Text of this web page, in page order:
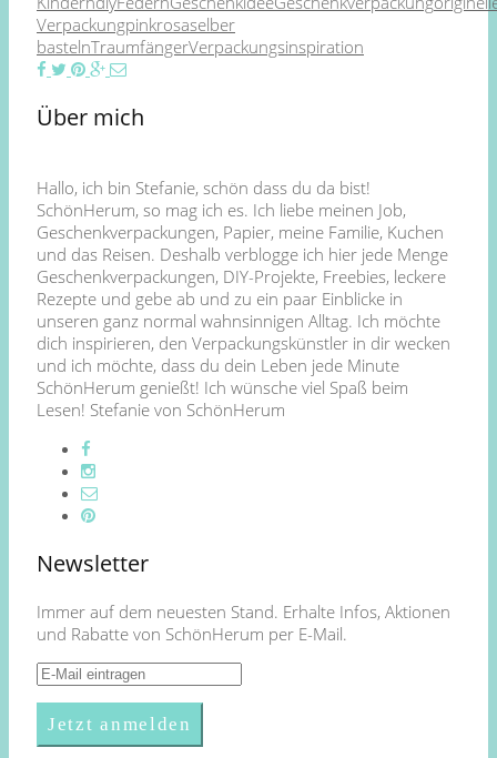
Verpackungpinkrosaselber
bastelnTraumfängerVerpackungsinspiration
Über mich
Hallo, ich bin Stefanie, schön dass du da bist!
SchönHerum, so mag ich es. Ich liebe meinen Job,
Geschenkverpackungen, Papier, meine Familie, Kuchen
und das Reisen. Deshalb verblogge ich hier jede Menge
Geschenkverpackungen, DIY-Projekte, Freebies, leckere
Rezepte und gebe ab und zu ein paar Einblicke in
unseren ganz normal wahnsinnigen Alltag. Ich möchte
dich inspirieren, den Verpackungskünstler in dir wecken
und ich möchte, dass du dein Leben jede Minute
SchönHerum genießt! Ich wünsche viel Spaß beim
Lesen! Stefanie von SchönHerum
Newsletter
Immer auf dem neuesten Stand. Erhalte Infos, Aktionen
und Rabatte von SchönHerum per E-Mail.